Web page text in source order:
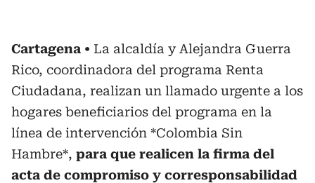
Cartagena
La alcaldía y Alejandra Guerra
Rico, coordinadora del programa Renta
Ciudadana, realizan un llamado urgente a los
hogares beneficiarios del programa en la
línea de intervención *Colombia Sin
Hambre*, para que realicen la firma del
acta de compromiso y corresponsabilidad